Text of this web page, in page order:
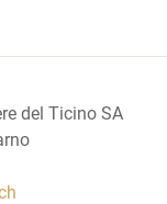
del Ticino SA